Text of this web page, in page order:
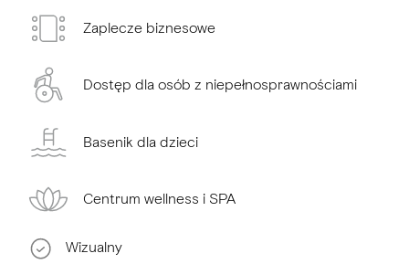
Zaplecze biznesowe
Dostęp dla osób z niepełnosprawnościami
Basenik dla dzieci
Centrum wellness i SPA
Wizualny